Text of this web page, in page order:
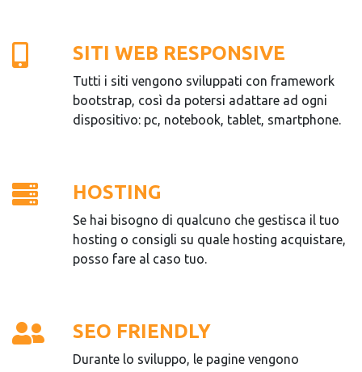
SITI WEB RESPONSIVE
Tutti i siti vengono sviluppati con framework
bootstrap, così da potersi adattare ad ogni
dispositivo: pc, notebook, tablet, smartphone.
HOSTING
Se hai bisogno di qualcuno che gestisca il tuo
hosting o consigli su quale hosting acquistare,
posso fare al caso tuo.
SEO FRIENDLY
Durante lo sviluppo, le pagine vengono